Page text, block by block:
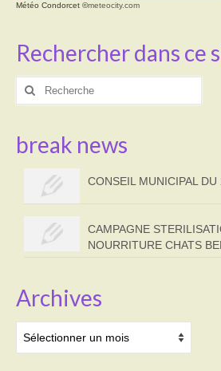
Météo Condorcet ©meteocity.com
Rechercher dans ce
Rechercher
break news
CONSEIL MUNICIPAL
CAMPAGNE
NOURRITURE CHATS
Archives